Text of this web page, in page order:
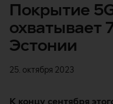
Покрытие
охватывает
Эстонии
25. октября 2023
К концу сентября